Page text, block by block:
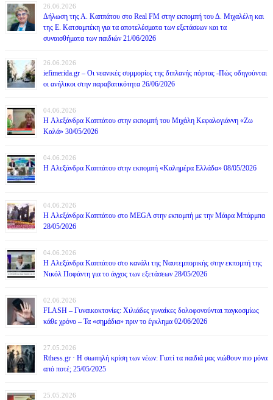
26.06.2026
Δήλωση της Α. Καππάτου στο Real FM στην εκπομπή του Δ. Μιχαλέλη και
της Ε. Κατσαμπέκη για τα αποτελέσματα των εξετάσεων και τα
συναισθήματα των παιδιών 21/06/2026
26.06.2026
iefimerida.gr – Οι νεανικές συμμορίες της διπλανής πόρτας -Πώς οδηγούνται
οι ανήλικοι στην παραβατικότητα 26/06/2026
04.06.2026
H Αλεξάνδρα Καππάτου στην εκπομπή του Μιχάλη Κεφαλογιάννη «Ζω
Καλά» 30/05/2026
04.06.2026
H Αλεξάνδρα Καππάτου στην εκπομπή «Καλημέρα Ελλάδα» 08/05/2026
04.06.2026
H Αλεξάνδρα Καππάτου στο MEGA στην εκπομπή με την Μάιρα Mπάρμπα
28/05/2026
04.06.2026
H Αλεξάνδρα Καππάτου στο κανάλι της Ναυτεμπορικής στην εκπομπή της
Νικόλ Ποφάντη για το άγχος των εξετάσεων 28/05/2026
02.06.2026
FLASH – Γυναικοκτονίες: Χιλιάδες γυναίκες δολοφονούνται παγκοσμίως
κάθε χρόνο – Τα «σημάδια» πριν το έγκλημα 02/06/2026
27.05.2026
Rthess.gr · Η σιωπηλή κρίση των νέων: Γιατί τα παιδιά μας νιώθουν πιο μόνα
από ποτέ; 25/05/2025
25.05.2026